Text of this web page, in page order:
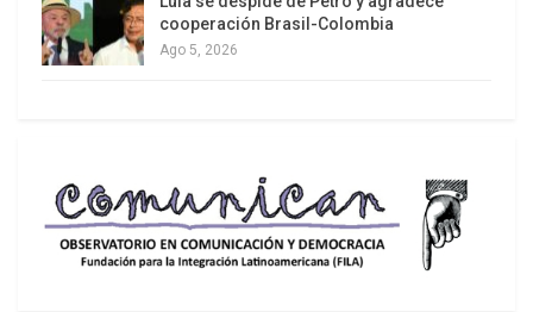
cooperación Brasil-Colombia
Ago 5, 2026